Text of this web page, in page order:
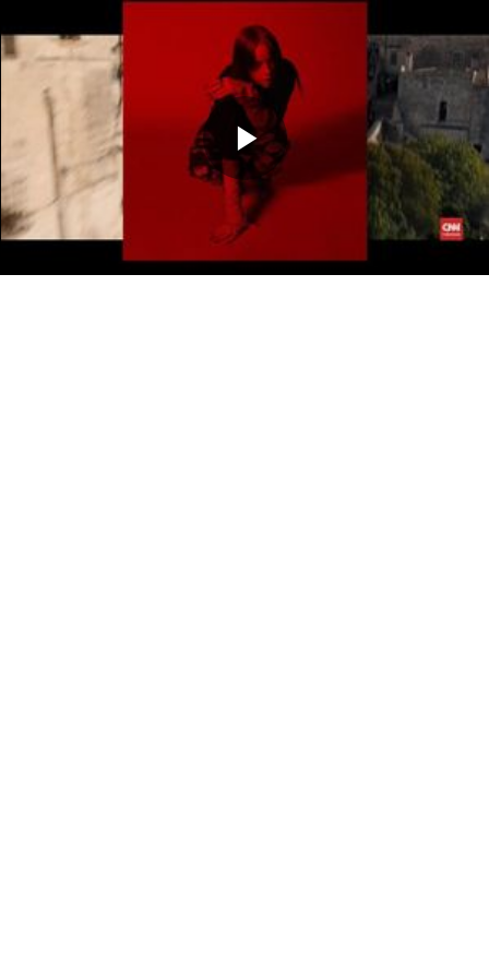
Memutarkan
Video